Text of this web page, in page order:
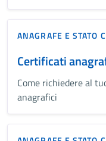
ANAGRAFE E STATO
Certificati
Come richiedere al
anagrafici